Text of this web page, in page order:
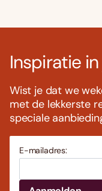
Inspiratie
Wist je dat we
met de lekkerste
speciale
E-mailadres: